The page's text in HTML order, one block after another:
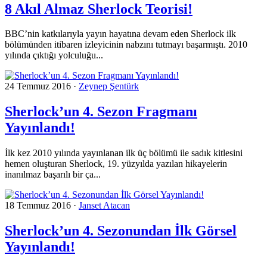
8 Akıl Almaz Sherlock Teorisi!
BBC’nin katkılarıyla yayın hayatına devam eden Sherlock ilk
bölümünden itibaren izleyicinin nabzını tutmayı başarmıştı. 2010
yılında çıktığı yolculuğu...
24 Temmuz 2016 · Zeynep Şentürk
Sherlock’un 4. Sezon Fragmanı
Yayınlandı!
İlk kez 2010 yılında yayınlanan ilk üç bölümü ile sadık kitlesini
hemen oluşturan Sherlock, 19. yüzyılda yazılan hikayelerin
inanılmaz başarılı bir ça...
18 Temmuz 2016 · Janset Atacan
Sherlock’un 4. Sezonundan İlk Görsel
Yayınlandı!